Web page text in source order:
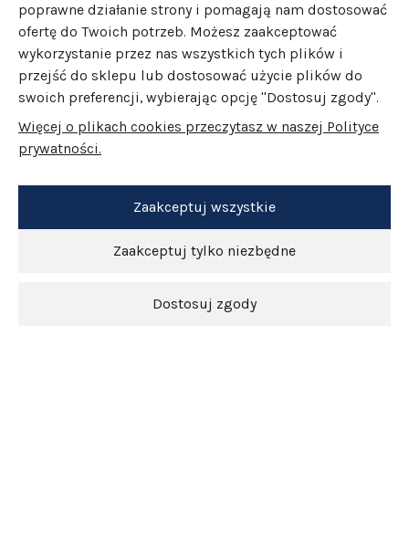
poprawne działanie strony i pomagają nam dostosować
ofertę do Twoich potrzeb. Możesz zaakceptować
wykorzystanie przez nas wszystkich tych plików i
przejść do sklepu lub dostosować użycie plików do
swoich preferencji, wybierając opcję "Dostosuj zgody".
Więcej o plikach cookies przeczytasz w naszej Polityce
prywatności.
Zaakceptuj tylko niezbędne
Dostosuj zgody
Zaakceptuj wszystkie